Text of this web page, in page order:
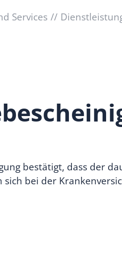
Services
bestätigt, dass der
sich bei der